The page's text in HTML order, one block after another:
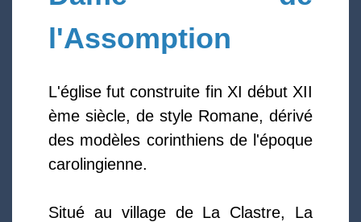
l'Assomption
L'église fut construite fin XI début XII
ème siècle, de style Romane, dérivé
des modèles corinthiens de l'époque
carolingienne.
Situé au village de La Clastre, La